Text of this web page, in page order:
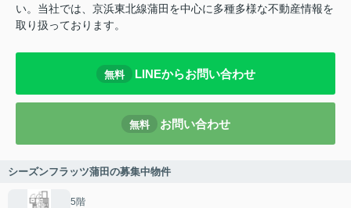
い。当社では、京浜東北線蒲田を中心に多種多様な不動産情報を
取り扱っております。
無料 LINEからお問い合わせ
無料 お問い合わせ
シーズンフラッツ蒲田の募集中物件
5階